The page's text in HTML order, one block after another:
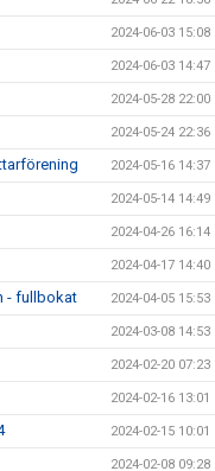
2024-06-03 15:08
2024-06-03 14:47
2024-05-28 22:00
2024-05-24 22:36
2024-05-16 14:37
2024-05-14 14:49
2024-04-26 16:14
2024-04-17 14:40
- fullbokat 2024-04-05 15:53
2024-03-08 14:53
2024-02-20 07:23
2024-02-16 13:01
2024-02-15 10:01
2024-02-08 09:28